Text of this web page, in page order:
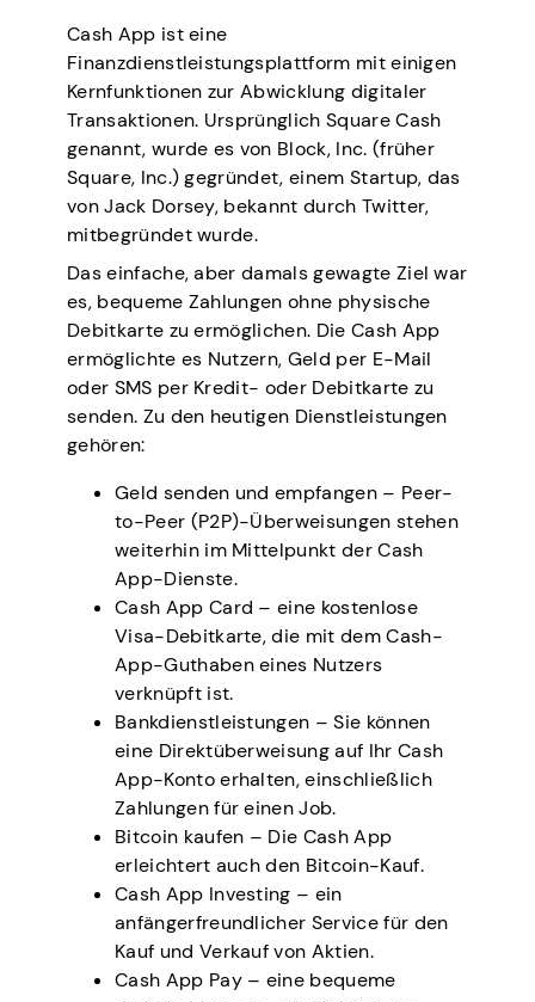
Cash App ist eine
Finanzdienstleistungsplattform mit einigen
Kernfunktionen zur Abwicklung digitaler
Transaktionen. Ursprünglich Square Cash
genannt, wurde es von Block, Inc. (früher
Square, Inc.) gegründet, einem Startup, das
von Jack Dorsey, bekannt durch Twitter,
mitbegründet wurde.
Das einfache, aber damals gewagte Ziel war
es, bequeme Zahlungen ohne physische
Debitkarte zu ermöglichen. Die Cash App
ermöglichte es Nutzern, Geld per E-Mail
oder SMS per Kredit- oder Debitkarte zu
senden. Zu den heutigen Dienstleistungen
gehören:
Geld senden und empfangen – Peer-
to-Peer (P2P)-Überweisungen stehen
weiterhin im Mittelpunkt der Cash
App-Dienste.
Cash App Card – eine kostenlose
Visa-Debitkarte, die mit dem Cash-
App-Guthaben eines Nutzers
verknüpft ist.
Bankdienstleistungen – Sie können
eine Direktüberweisung auf Ihr Cash
App-Konto erhalten, einschließlich
Zahlungen für einen Job.
Bitcoin kaufen – Die Cash App
erleichtert auch den Bitcoin-Kauf.
Cash App Investing – ein
anfängerfreundlicher Service für den
Kauf und Verkauf von Aktien.
Cash App Pay – eine bequeme